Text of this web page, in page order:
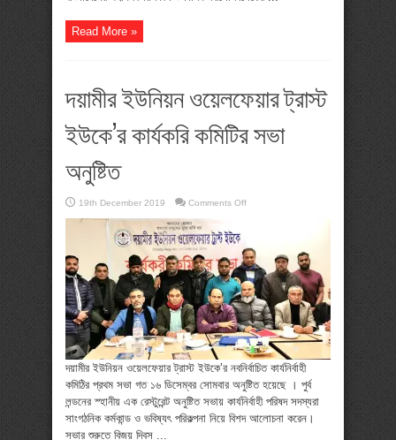
Read More »
দয়ামীর ইউনিয়ন ওয়েলফেয়ার ট্রাস্ট
ইউকে’র কার্যকরি কমিটির সভা
অনুষ্টিত
19th December 2019 Comments Offon
ইউকে’র
কার্যকরি
কমিটির
সভা
অনুষ্টিত
দয়ামীর ইউনিয়ন ওয়েলফেয়ার ট্রাস্ট ইউকে’র নবনির্বাচিত কার্যনির্বাহী
কমিঠির প্রথম সভা গত ১৬ ডিসেম্বর সোমবার অনুষ্টিত হয়েছে । পুর্ব
লন্ডনের স্হানীয় এক রেস্টুরেন্ট অনুষ্টিত সভায় কার্যনির্বাহী পরিষদ সদস্যরা
সাংগঠনিক কর্মকান্ড ও ভবিষ্যৎ পরিকল্পনা নিয়ে বিশদ আলোচনা করেন।
সভার শুরুতে বিজয় দিবস ...